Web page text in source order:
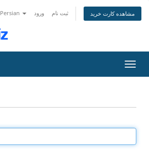
Persian ورود ثبت نام مشاهده کارت خرید
تغییر